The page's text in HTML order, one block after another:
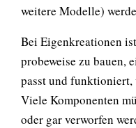
weitere Modelle)
Bei Eigenkreationen
probeweise zu bauen,
passt und funktioniert,
Viele Komponenten
oder gar verworfen